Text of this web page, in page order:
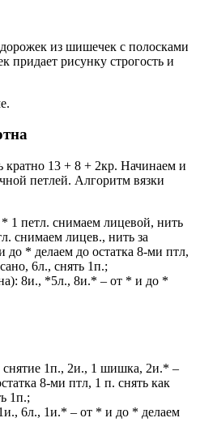
из шишечек с полосками
придает рисунку строгость и
кратно 13 + 8 + 2кр. Начинаем и
петлей. Алгоритм вязки
* 1 петл. снимаем лицевой, нить
снимаем лицев., нить за
* делаем до остатка 8-ми птл,
6л., снять 1п.;
8и., *5л., 8и.* – от * и до *
1п., 2и., 1 шишка, 2и.* –
8-ми птл, 1 п. снять как
1п.;
6л., 1и.* – от * и до * делаем